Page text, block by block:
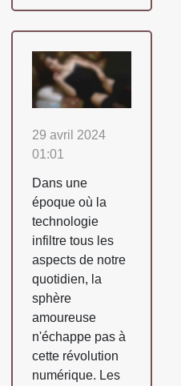
29 avril 2024
01:01
Dans une
époque où la
technologie
infiltre tous les
aspects de notre
quotidien, la
sphère
amoureuse
n'échappe pas à
cette révolution
numérique. Les